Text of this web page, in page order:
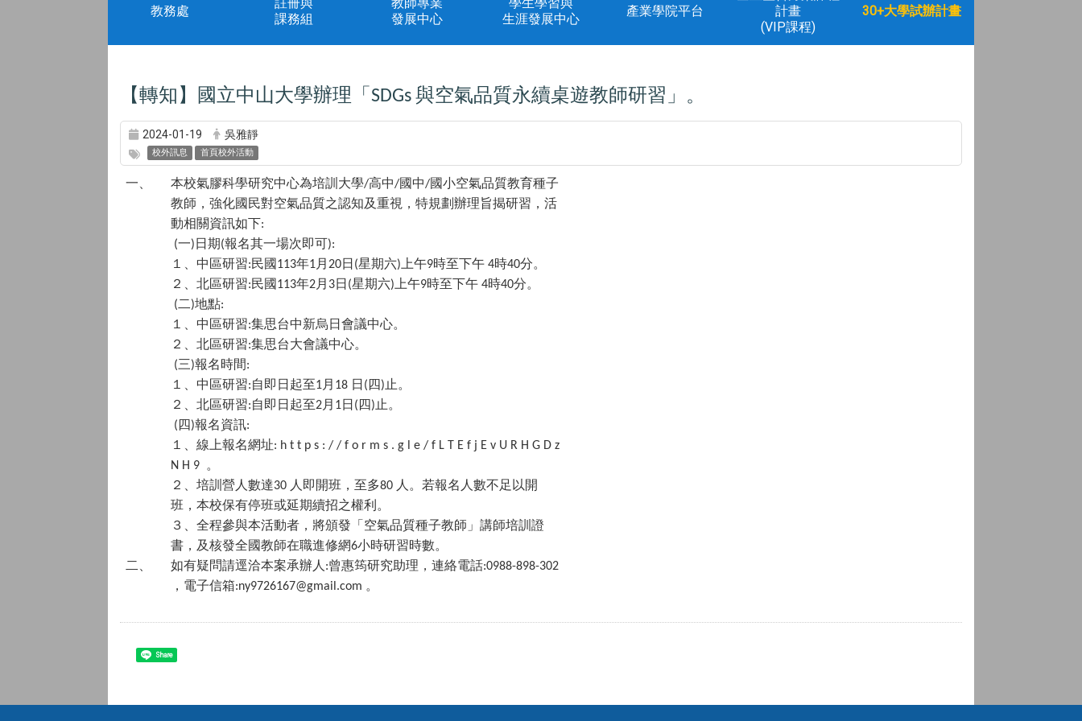
教務處
課務組
發展中心
生涯發展中心
產業學院平台
計畫
(VIP課程)
30+大學試辦計畫
【轉知】國立中山大學辦理「 SDGs與空氣品質永續桌遊教師研習」。
2024-01-19 吳雅靜
校外訊息 首頁校外活動
一、 本校氣膠科學研究中心為培訓大學/高中/國中/國小空氣品質教育種子
教師，強化國民對空氣品質之認知及重視，特規劃辦理旨揭研習，活
動相關資訊如下:
(一) 日期(報名其一場次即可):
１、中區研習:民國 113年1月 20日 (星期六) 上午9時至下午 4時40分。
２、北區研習:民國 113年2月 3日 (星期六) 上午9時至下午 4時40分。
(二)地點:
１、中區研習:集思台中新烏日會議中心。
２、北區研習:集思台大會議中心。
(三)報名時間:
１、中區研習:自即日起至1月 18 日 ( 四)止。
２、北區研習:自即日起至2月 1日 ( 四)止。
( 四)報名資訊:
１、線上報名網址: h t t p s : / / f o r m s . g l e / f L T E f j E v U R H G D z
N H 9 。
２、培訓營人數達30 人即開班，至多80 人。若報名人數不足以開
班，本校保有停班或延期續招之權利。
３、全程參與本活動者，將頒發「空氣品質種子教師」講師培訓證
書，及核發全國教師在職進修網6小時研習時數。
二、
如有疑問請逕洽本案承辦人 :曾惠筠研究助理，連絡電話:0988-898-302
，電子信箱:ny9726167@gmail.com 。
Share